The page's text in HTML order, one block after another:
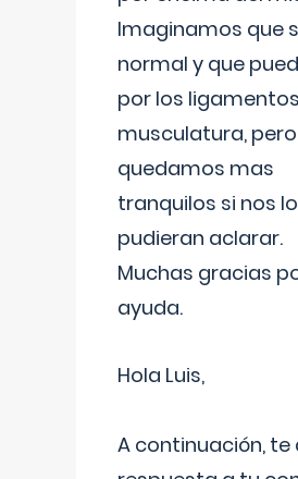
Imaginamos que
normal y que
por los
musculatura,
quedamos mas
tranquilos si nos lo
pudieran aclarar.
Muchas gracias
ayuda.
Hola Luis,
A continuación,